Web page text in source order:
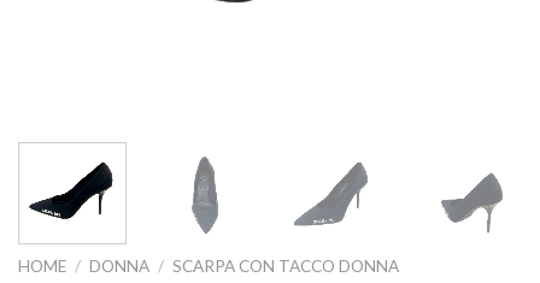
HOME / DONNA / SCARPA CON TACCO DONNA